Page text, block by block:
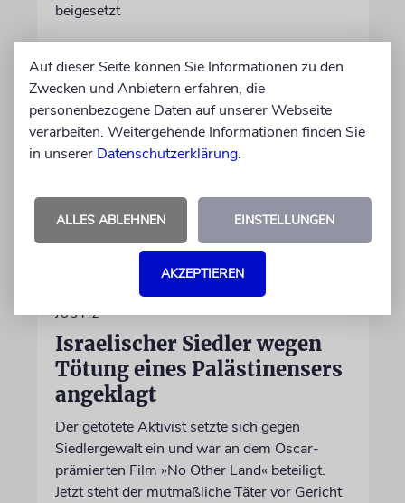
beigesetzt
06.08.2026
JUSTIZ
Israelischer Siedler wegen
Tötung eines Palästinensers
angeklagt
Der getötete Aktivist setzte sich gegen
Siedlergewalt ein und war an dem Oscar-
prämierten Film »No Other Land« beteiligt.
Jetzt steht der mutmaßliche Täter vor Gericht
Auf dieser Seite können Sie Informationen zu den
Zwecken und Anbietern erfahren, die
personenbezogene Daten auf unserer Webseite
verarbeiten. Weitergehende Informationen finden Sie
in unserer Datenschutzerklärung.
ALLES ABLEHNEN EINSTELLUNGEN
AKZEPTIEREN